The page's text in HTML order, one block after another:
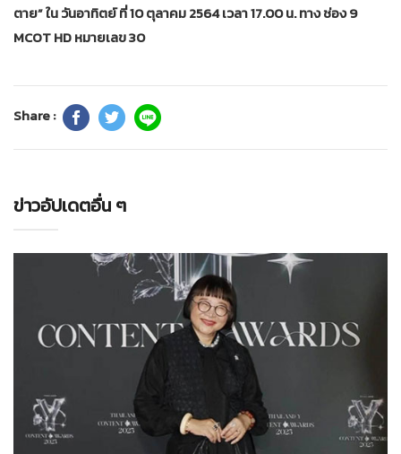
ตาย” ใน วันอาทิตย์ ที่ 10 ตุลาคม 2564 เวลา 17.00 น. ทาง ช่อง 9
MCOT HD หมายเลข 30
Share :
ข่าวอัปเดตอื่น ๆ